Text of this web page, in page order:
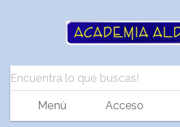
Menú Acceso